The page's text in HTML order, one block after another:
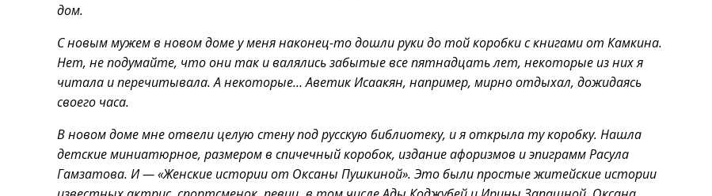
дом.
С новым мужем в новом доме у меня наконец-то дошли руки до той коробки с книгами от Камкина.
Нет, не подумайте, что они так и валялись забытые все пятнадцать лет, некоторые из них я
читала и перечитывала. А некоторые… Аветик Исаакян, например, мирно отдыхал, дожидаясь
своего часа.
В новом доме мне отвели целую стену под русскую библиотеку, и я открыла ту коробку. Нашла
детские миниатюрное, размером в спичечный коробок, издание афоризмов и эпиграмм Расула
Гамзатова. И — «Женские истории от Оксаны Пушкиной». Это были простые житейские истории